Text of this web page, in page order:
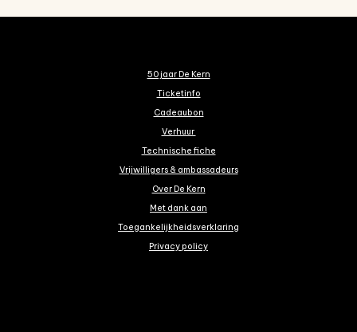
50 jaar De Kern
Ticketinfo
Cadeaubon
Verhuur
Technische fiche
Vrijwilligers & ambassadeurs
Over De Kern
Met dank aan
Toegankelijkheidsverklaring
Privacy policy